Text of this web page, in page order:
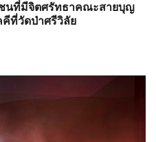
นที่มีจิตศรัทธาคณะสายบุญ
ที่วัดป่าศรีวิลัย